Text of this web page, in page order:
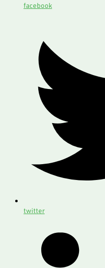
facebook
twitter